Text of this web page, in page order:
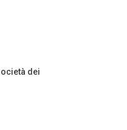
dei